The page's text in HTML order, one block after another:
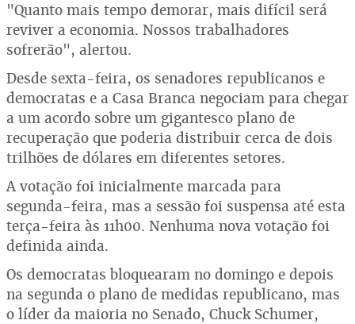
"Quanto mais tempo demorar, mais difícil será
reviver a economia. Nossos trabalhadores
sofrerão", alertou.
Desde sexta-feira, os senadores republicanos e
democratas e a Casa Branca negociam para chegar
a um acordo sobre um gigantesco plano de
recuperação que poderia distribuir cerca de dois
trilhões de dólares em diferentes setores.
A votação foi inicialmente marcada para
segunda-feira, mas a sessão foi suspensa até esta
terça-feira às 11h00. Nenhuma nova votação foi
definida ainda.
Os democratas bloquearam no domingo e depois
na segunda o plano de medidas republicano, mas
o líder da maioria no Senado, Chuck Schumer,